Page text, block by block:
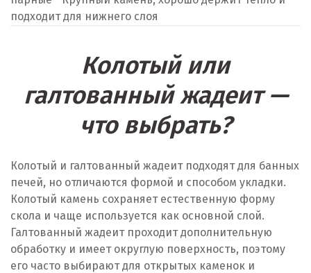
подходит для нижнего слоя
Колотый или
галтованный жадеит —
что выбрать?
Колотый и галтованный жадеит подходят для банных
печей, но отличаются формой и способом укладки.
Колотый камень сохраняет естественную форму
скола и чаще используется как основной слой.
Галтованный жадеит проходит дополнительную
обработку и имеет округлую поверхность, поэтому
его часто выбирают для открытых каменок и